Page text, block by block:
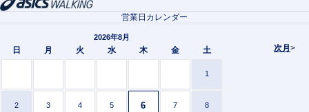
次月 >
営業日カレンダー
2026年8月
日 月 火 水 木 金 土
1
2 3 4 5 6 7 8